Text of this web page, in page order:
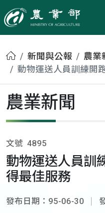
農業部
首頁新聞與公報
農業
動物運送人員訓練開
農業新聞
文號 4895
動物運送人員訓
得最佳服務
發布日期：95-06-30